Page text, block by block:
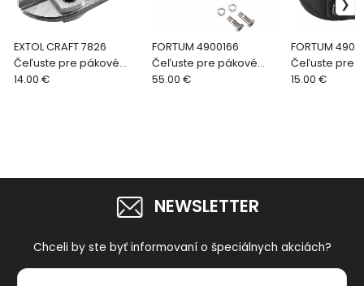
EXTOL CRAFT 7826
Čeľuste pre pákové
kliešte 30”/750mm
14.00 €
FORTUM 4900166
Čeľuste pre pákové
kliešte, 36”/900mm, pre
55.00 €
FORTUM
Čeľuste pre
kliešte, 14”/
15.00 €
NEWSLETTER
Chceli by ste byť informovaní o špeciálnych akciách?